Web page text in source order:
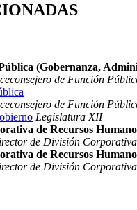
(Gobernanza,
de Función
de Función
Legislatura XII
de Recursos
de División
de Recursos
de División